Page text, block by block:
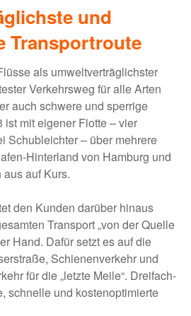
und
Transportroute
als umweltverträglichster
Verkehrsweg für alle Arten
auch schwere und sperrige
mit eigener Flotte – vier
Schubleichter – über mehrere
Hinterland von Hamburg und
auf Kurs.
den Kunden darüber hinaus
Transport „von der Quelle
Hand. Dafür setzt es auf die
Schienenverkehr und
für die „letzte Meile“. Dreifach-
schnelle und kostenoptimierte